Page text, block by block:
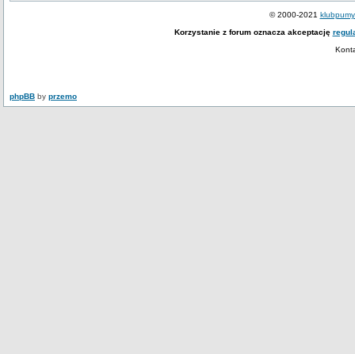
© 2000-2021
Korzystanie z forum oznacza akceptację
phpBB by przemo